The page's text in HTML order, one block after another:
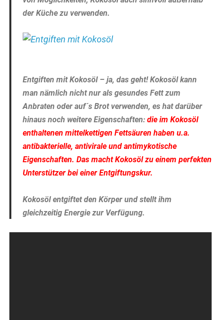
der Küche zu verwenden.
Entgiften mit Kokosöl – ja, das geht! Kokosöl kann
man nämlich nicht nur als gesundes Fett zum
Anbraten oder auf´s Brot verwenden, es hat darüber
hinaus noch weitere Eigenschaften: die im Kokosöl
enthaltenen mittelkettigen Fettsäuren haben u.a.
antibakterielle, antivirale und antimykotische
Eigenschaften. Das macht Kokosöl zu einem perfekten
Unterstützer bei einer Entgiftungskur.
Kokosöl entgiftet den Körper und stellt ihm
gleichzeitig Energie zur Verfügung.